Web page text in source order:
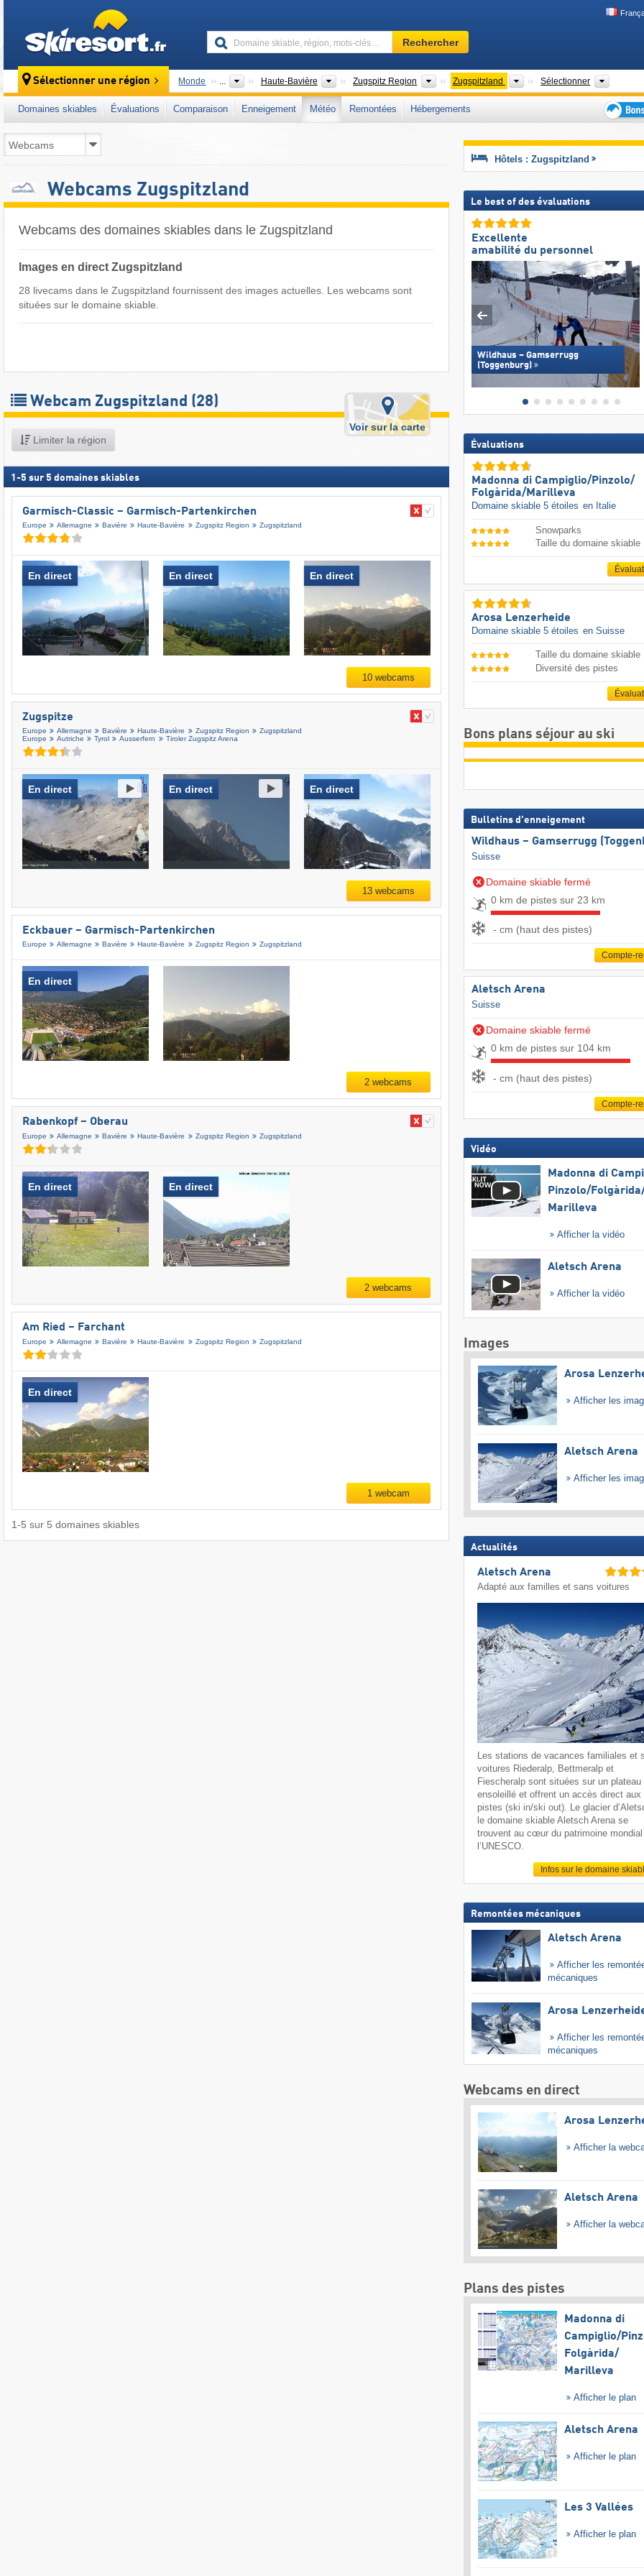
Domaine
skiable,
mots-
clés…
Rechercher
Sélectionner une région Monde ... Haute-Bavière Districts
Zugspitz Region Régions touristiques
Zugspitzland Régions touristiques
Sélectionner
Domaines skiables Évaluations Comparaison Enneigement Météo Remontées
Hébergements
plans
Webcams Zugspitzland
Webcams des domaines skiables dans le Zugspitzland
Images en direct Zugspitzland
28 livecams dans le Zugspitzland fournissent des images actuelles. Les webcams sont
situées sur le domaine skiable.
Webcam Zugspitzland (28)
Limiter la région
Voir sur la carte
1 -5 sur 5 domaines skiables
Garmisch-Classic – Garmisch-Partenkirchen
Europe Allemagne Bavière Haute-Bavière Zugspitz Region Zugspitzland
En direct En direct En direct
10 webcams
Zugspitze
Europe Allemagne Bavière Haute-Bavière Zugspitz Region
Zugspitzland
Europe
Autriche Tyrol Ausserfern Tiroler Zugspitz Arena
En direct En direct En direct
13 webcams
Eckbauer – Garmisch-Partenkirchen
Europe Allemagne Bavière Haute-Bavière Zugspitz Region Zugspitzland
En direct
2 webcams
Rabenkopf – Oberau
Europe Allemagne Bavière Haute-Bavière Zugspitz Region Zugspitzland
En direct En direct
2 webcams
Am Ried – Farchant
Europe Allemagne Bavière Haute-Bavière Zugspitz Region Zugspitzland
En direct
1 webcam
1-5 sur 5 domaines skiables
Hôtels : Zugspitzland
Le best of des évaluations
Excellente
amabilité du personnel
Wildhaus – Gamserrugg
(Toggenburg)
Évaluations
Madonna di Campiglio/​Pinzolo/​
Folgàrida/​Marilleva
Domaine skiable 5 étoiles en Italie
Snowparks
Taille du domaine skiable
Arosa Lenzerheide
Domaine skiable 5 étoiles en Suisse
Taille du domaine skiable
Diversité des pistes
Bons plans séjour au ski
Bulletins d'enneigement
Wildhaus – Gamserrugg
Suisse
Domaine skiable fermé
0 km de pistes sur 23 km
- cm (haut des pistes)
Compte-
Aletsch Arena
Suisse
Domaine skiable fermé
0 km de pistes sur 104 km
- cm (haut des pistes)
Compte-
Vidéo
Madonna di
Pinzolo/​
Marilleva
Afficher la vidéo
Aletsch Arena
Afficher la vidéo
Images
Arosa
Afficher les
Aletsch Arena
Afficher les
Actualités
Aletsch Arena
Adapté aux familles et sans voitures
Les stations de vacances familiales et
voitures Riederalp, Bettmeralp et
Fiescheralp sont situées sur un plateau
ensoleillé et offrent un accès direct aux
pistes (ski in/ski out). Le glacier
le domaine skiable Aletsch Arena se
trouvent au cœur du patrimoine
l’UNESCO.
Infos sur le domaine
Remontées mécaniques
Aletsch Arena
Afficher les
mécaniques
Arosa
Afficher les
mécaniques
Webcams en direct
Arosa
Afficher la
Aletsch Arena
Afficher la
Plans des pistes
Madonna di
Campiglio/​
Folgàrida/​
Marilleva
Afficher le plan
Aletsch Arena
Afficher le plan
Les 3 Vallées
Afficher le plan